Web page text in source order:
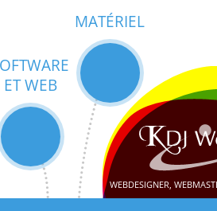
ET WEB
MATÉRIEL
WEBDESIGNER,